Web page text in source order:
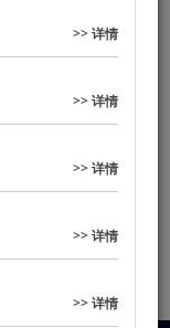
详情
>> 详情
>> 详情
>> 详情
>> 详情
>> 详情